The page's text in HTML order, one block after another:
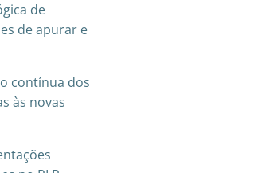
de
de apurar e
contínua dos
às novas